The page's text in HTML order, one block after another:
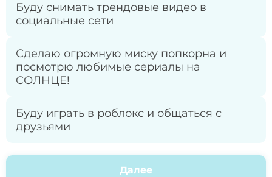
Буду снимать трендовые видео в
социальные сети
Сделаю огромную миску попкорна и
посмотрю любимые сериалы на
СОЛНЦЕ!
Буду играть в роблокс и общаться с
друзьями
Далее